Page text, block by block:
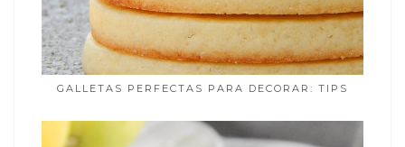
GALLETAS PERFECTAS PARA DECORAR: TIPS